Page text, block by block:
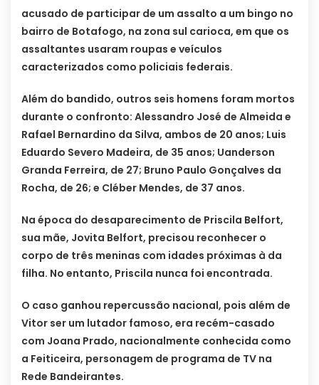
acusado de participar de um assalto a um bingo no
bairro de Botafogo, na zona sul carioca, em que os
assaltantes usaram roupas e veículos
caracterizados como policiais federais.
Além do bandido, outros seis homens foram mortos
durante o confronto: Alessandro José de Almeida e
Rafael Bernardino da Silva, ambos de 20 anos; Luis
Eduardo Severo Madeira, de 35 anos; Uanderson
Granda Ferreira, de 27; Bruno Paulo Gonçalves da
Rocha, de 26; e Cléber Mendes, de 37 anos.
Na época do desaparecimento de Priscila Belfort,
sua mãe, Jovita Belfort, precisou reconhecer o
corpo de três meninas com idades próximas à da
filha. No entanto, Priscila nunca foi encontrada.
O caso ganhou repercussão nacional, pois além de
Vitor ser um lutador famoso, era recém-casado
com Joana Prado, nacionalmente conhecida como
a Feiticeira, personagem de programa de TV na
Rede Bandeirantes.